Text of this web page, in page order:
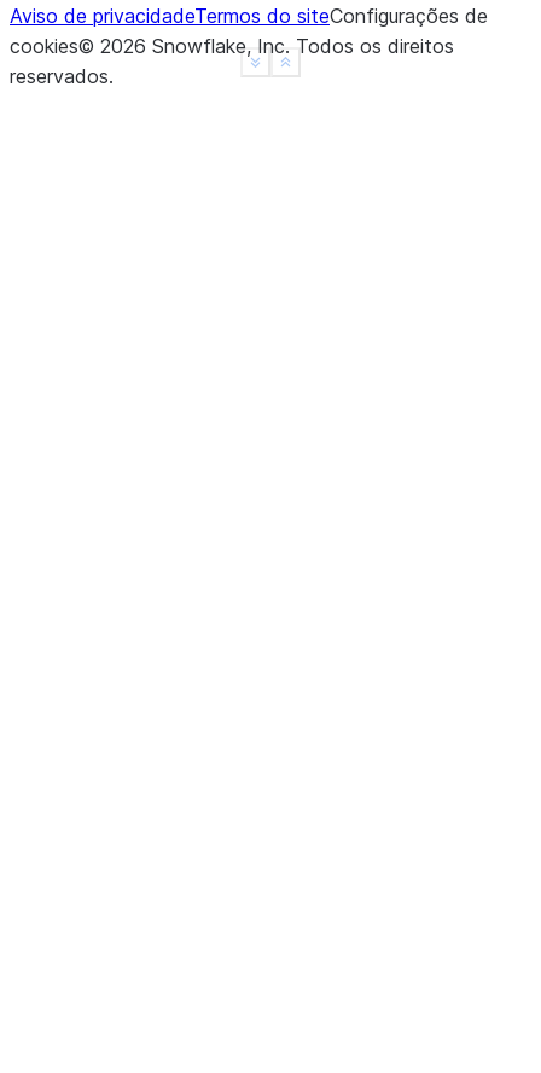
Show less
See more
Aviso de privacidadeTermos do siteConfigurações de
cookies© 2026 Snowflake, Inc. Todos os direitos
reservados.